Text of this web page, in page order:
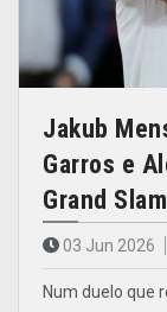
Jakub
Garros e
Grand Slam
03 Jun 2026
Num duelo que